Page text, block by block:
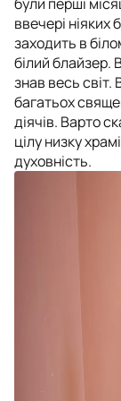
ввечері ніяких
заходить в
білий
знав весь
багатьох
діячів. Варто
цілу низку
духовність.